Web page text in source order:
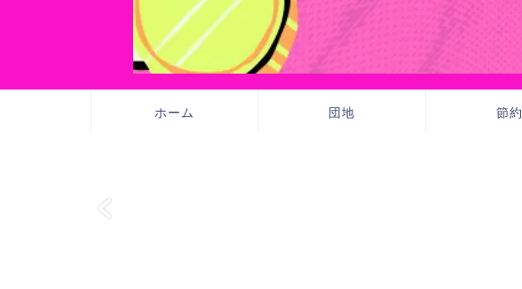
ホーム 団地 節約